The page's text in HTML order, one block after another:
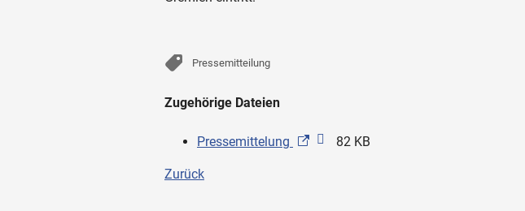
Pressemitteilung
Zugehörige Dateien
Pressemittelung 82 KB
Zurück